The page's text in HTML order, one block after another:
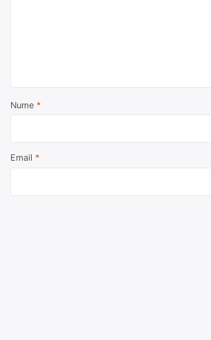
Nume *
Email *